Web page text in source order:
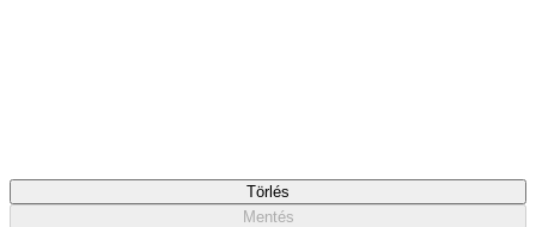
Törlés
Mentés